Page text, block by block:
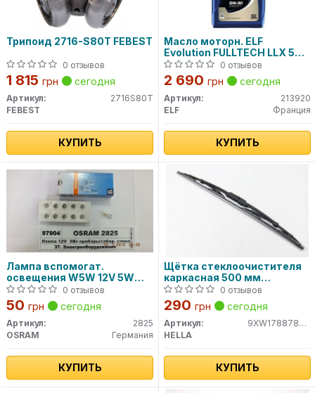
Трипоид 2716-S80T FEBEST
0 отзывов
1 815 грн сегодня
Артикул:
2716S80T
FEBEST
КУПИТЬ
Масло моторн. ELF
Evolution FULLTECH LLX 5W-
30 (Канистра 5л)
0 отзывов
2 690 грн сегодня
Артикул:
213920
ELF
Франция
КУПИТЬ
Лампа вспомогат.
освещения W5W 12V 5W
W2.1x9.5d (пр-во OSRAM)
0 отзывов
50 грн сегодня
Артикул:
2825
OSRAM
Германия
КУПИТЬ
Щётка стеклоочистителя
каркасная 500 мм
9XW178878-201 HELLA
0 отзывов
290 грн сегодня
Артикул:
9XW178878201
HELLA
КУПИТЬ